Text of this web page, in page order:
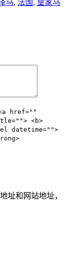
马, 法国 , 皇家马
href=""
<b>
datetime="">
址和网站地址，